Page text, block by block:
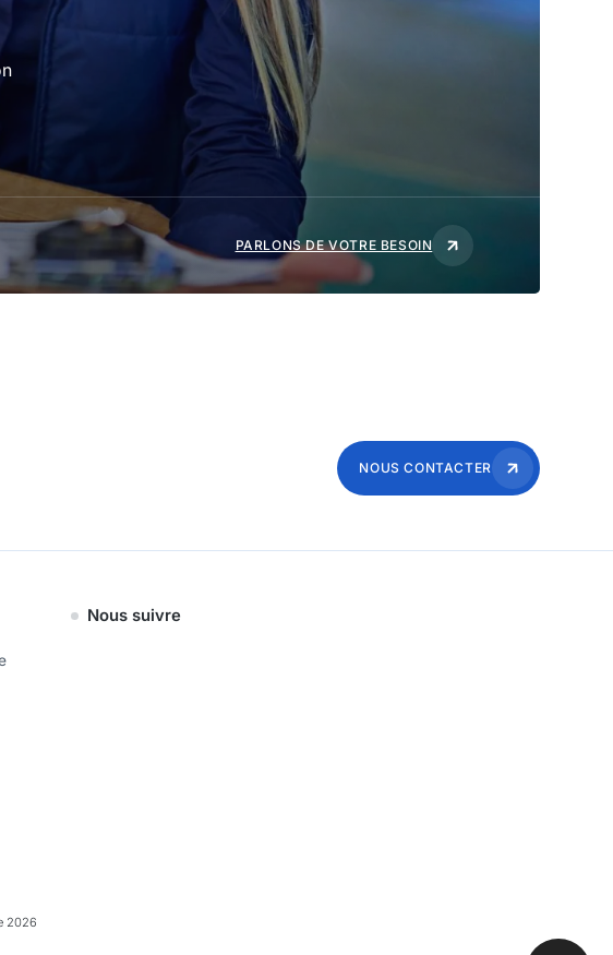
PARLONS DE VOTRE BESOIN
NOUS CONTACTER
Nous suivre
2026